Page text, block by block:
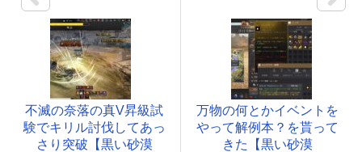
不滅の奈落の真V昇級試
験でキリル討伐してあっ
さり突破【黒い砂漠
万物の何とかイベントを
やって解例本？を貰って
きた【黒い砂漠